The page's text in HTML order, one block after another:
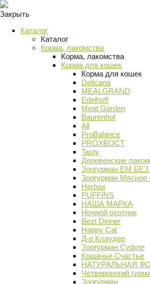
Закрыть
Каталог
Каталог
Корма, лакомства
Корма, лакомства
Корма для кошек
Корма для кошек
Delicana
MEALGRAND
Edelhoff
Meat Garden
Baurenhof
All
ProBalance
PROХВОСТ
Tasty
Деревенские
Зоогурман ЕМ
Зоогурман Мясное
Herbax
PUFFINS
НАША МАРКА
Ночной охотник
Best Dinner
Happy Cat
Д-р Клаудер
Зоогурман Суфле
Кошачье Счастье
НАТУРАЛЬНАЯ
Четвероногий
Зоогурман